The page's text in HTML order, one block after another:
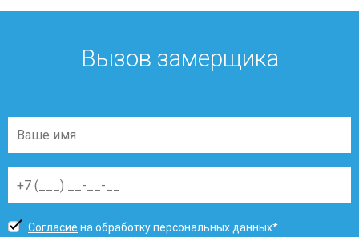
Вызов замерщика
Согласие на обработку персональных данных*